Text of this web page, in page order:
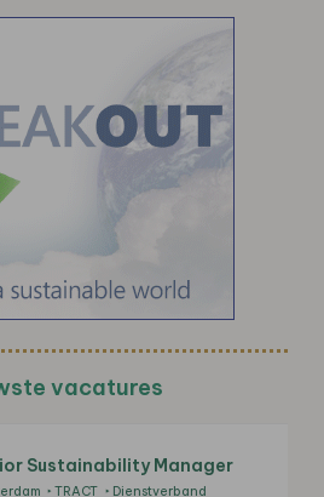
vacatures
Sustainability Manager
TRACT Dienstverband